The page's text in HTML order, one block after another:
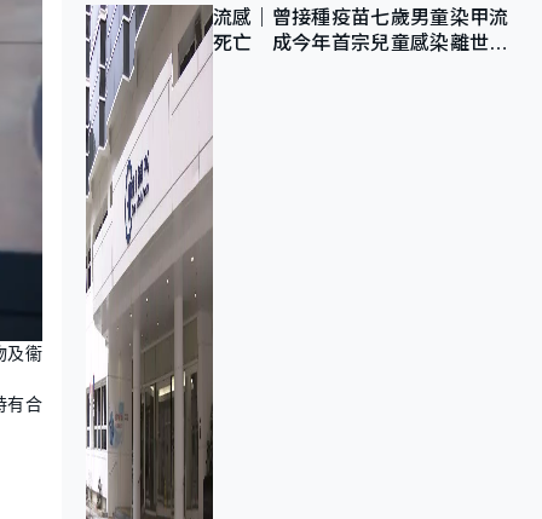
及衞
有合
流感｜曾接種疫苗七歲男童染甲流
死亡 成今年首宗兒童感染離世個